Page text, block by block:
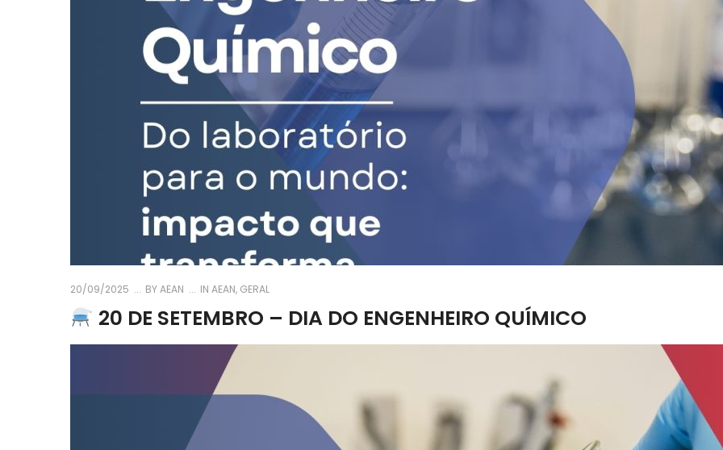
20/09/2025 BYAEAN IN AEAN, GERAL
20 DE SETEMBRO – DIA DO ENGENHEIRO QUÍMICO